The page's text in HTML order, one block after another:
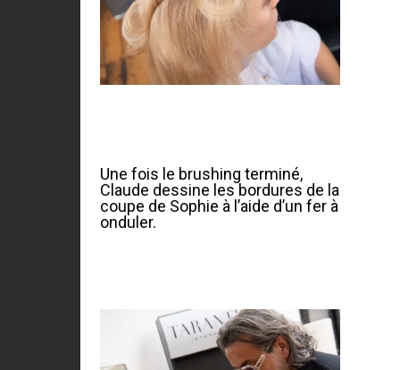
Une fois le brushing terminé,
Claude dessine les bordures de la
coupe de Sophie à l’aide d’un fer à
onduler.